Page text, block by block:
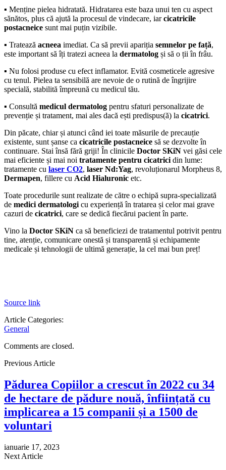
▪ Menține pielea hidratată. Hidratarea este baza unui ten cu aspect
sănătos, plus că ajută la procesul de vindecare, iarcicatricile
postacneice sunt mai puțin vizibile.
▪ Tratează acneea imediat. Ca să previi apariția semnelor pe față,
este important să îți tratezi acneea la dermatolog și să o ții în frâu.
▪ Nu folosi produse cu efect inflamator. Evită cosmeticele agresive
cu tenul. Pielea ta sensibilă are nevoie de o rutină de îngrijire
specială, stabilită împreună cu medicul tău.
▪ Consultă medicul dermatolog pentru sfaturi personalizate de
prevenție și tratament, mai ales dacă ești predispus(ă) la cicatrici.
Din păcate, chiar și atunci când iei toate măsurile de precauție
existente, sunt șanse ca cicatricile postacneice să se dezvolte în
continuare. Stai însă fără griji! În clinicile Doctor SKiN vei găsi cele
mai eficiente și mai noi tratamente pentru cicatrici din lume:
tratamente cu laser CO2, laser Nd:Yag, revoluționarul Morpheus 8,
Dermapen, fillere cu Acid Hialuronic etc.
Toate procedurile sunt realizate de către o echipă supra-specializată
de medici dermatologi cu experiență în tratarea și celor mai grave
cazuri de cicatrici, care se dedică fiecărui pacient în parte.
Vino la Doctor SKiN ca să beneficiezi de tratamentul potrivit pentru
tine, atenție, comunicare onestă și transparentă și echipamente
medicale și tehnologii de ultimă generație, la cel mai bun preț!
Source link
Article Categories:
General
Comments are closed.
Previous Article
Pădurea Copiilor a crescut în 2022 cu 34
de hectare de pădure nouă, înființată cu
implicarea a 15 companii și a 1500 de
voluntari
ianuarie 17, 2023
Next Article